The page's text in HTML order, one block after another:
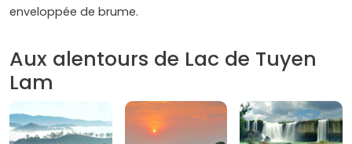
enveloppée de brume.
Aux alentours de Lac de Tuyen
Lam